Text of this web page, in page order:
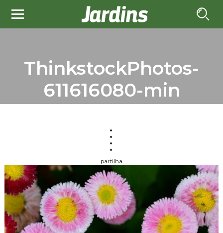
ThinkstockPhotos-
611616080-min
partilha